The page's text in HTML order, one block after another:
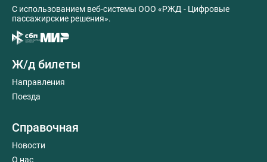
C использованием веб-системы ООО «РЖД - Цифровые
пассажирские решения».
Ж/д билеты
Направления
Поезда
Справочная
Новости
О нас